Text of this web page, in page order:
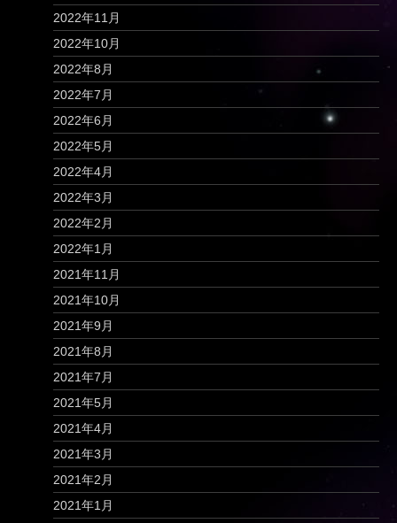
2022年11月
2022年10月
2022年8月
2022年7月
2022年6月
2022年5月
2022年4月
2022年3月
2022年2月
2022年1月
2021年11月
2021年10月
2021年9月
2021年8月
2021年7月
2021年5月
2021年4月
2021年3月
2021年2月
2021年1月